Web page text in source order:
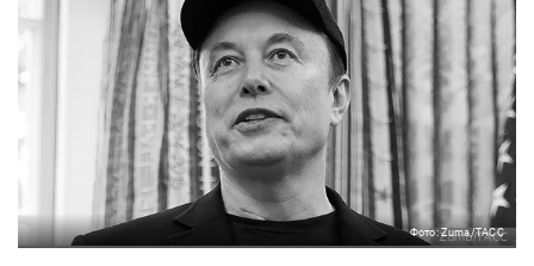
Фото: Zuma/ТАСС